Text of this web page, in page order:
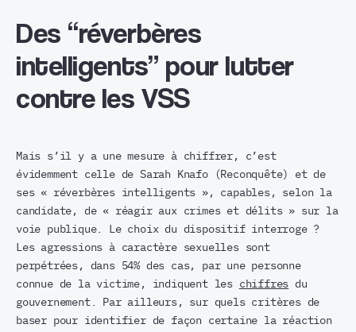
Des “réverbères
intelligents” pour lutter
contre les VSS
Mais s’il y a une mesure à chiffrer, c’est
évidemment celle de Sarah Knafo (Reconquête) et de
ses « réverbères intelligents », capables, selon la
candidate, de « réagir aux crimes et délits » sur la
voie publique. Le choix du dispositif interroge ?
Les agressions à caractère sexuelles sont
perpétrées, dans 54% des cas, par une personne
connue de la victime, indiquent les chiffres du
gouvernement. Par ailleurs, sur quels critères de
baser pour identifier de façon certaine la réaction